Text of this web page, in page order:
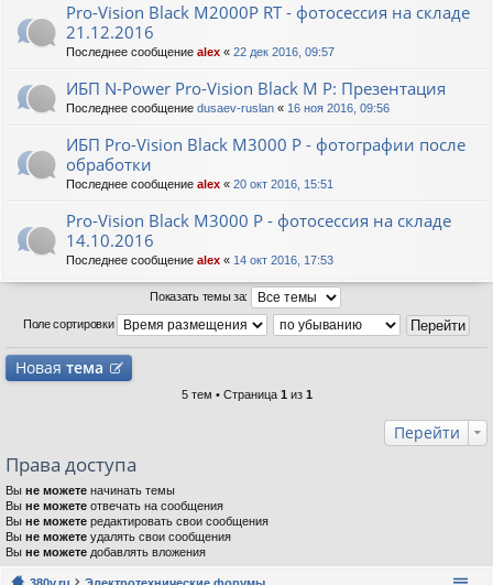
Pro-Vision Black M2000P RT - фотосессия на складе
21.12.2016
Последнее сообщение alex « 22 дек 2016, 09:57
ИБП N-Power Pro-Vision Black M P: Презентация
Последнее сообщение dusaev-ruslan « 16 ноя 2016, 09:56
ИБП Pro-Vision Black M3000 P - фотографии после
обработки
Последнее сообщение alex « 20 окт 2016, 15:51
Pro-Vision Black M3000 P - фотосессия на складе
14.10.2016
Последнее сообщение alex « 14 окт 2016, 17:53
Показать темы за:
Поле сортировки
Новая тема
5 тем • Страница 1 из 1
Перейти
Права доступа
Вы не можете начинать темы
Вы не можете отвечать на сообщения
Вы не можете редактировать свои сообщения
Вы не можете удалять свои сообщения
Вы не можете добавлять вложения
380v.ru Электротехнические форумы